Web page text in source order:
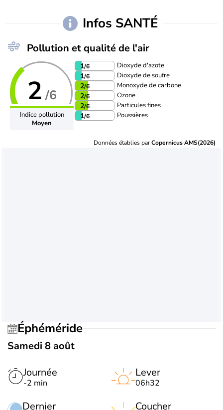
Infos SANTÉ
Pollution et qualité de l'air
2 /6
Indice pollution
Moyen
1/6 Dioxyde d'azote
1/6 Dioxyde de soufre
2/6 Monoxyde de carbone
2/6 Ozone
2/6 Particules fines
1/6 Poussières
Données établies parCopernicus AMS(2026)
Éphéméride
Samedi 8 août
Journée
-2 min
Dernier
Lever
06h32
Coucher